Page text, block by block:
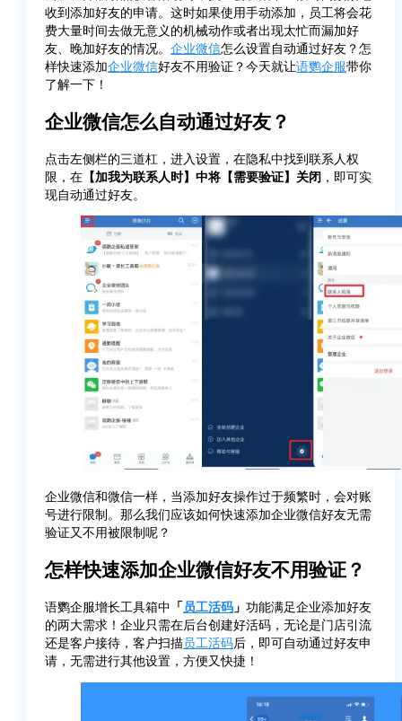
收到添加好友的申请。这时如果使用手动添加，员工将会花
费大量时间去做无意义的机械动作或者出现太忙而漏加好
友、晚加好友的情况。 企业微信怎么设置自动通过好友？怎
样快速添加企业微信好友不用验证？今天就让语鹦企服带你
了解一下！
企业微信怎么自动通过好友？
点击左侧栏的三道杠，进入设置，在隐私中找到联系人权
限，在 【加我为联系人时】中将【需要验证】关闭 ，即可实
现自动通过好友。
企业微信和微信一样，当添加好友操作过于频繁时，会对账
号进行限制。那么我们应该如何快速添加企业微信好友无需
验证又不用被限制呢？
怎样快速添加企业微信好友不用验证？
语鹦企服增长工具箱中 「员工活码 」 功能满足企业添加好友
的两大需求！企业只需在后台创建好活码，无论是门店引流
还是客户接待，客户扫描员工活码后，即可自动通过好友申
请，无需进行其他设置，方便又快捷！